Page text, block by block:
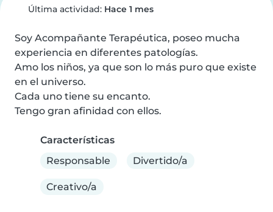
Última actividad: Hace 1 mes
Soy Acompañante Terapéutica, poseo mucha
experiencia en diferentes patologías.
Amo los niños, ya que son lo más puro que existe
en el universo.
Cada uno tiene su encanto.
Tengo gran afinidad con ellos.
Características
Responsable
Divertido/a
Creativo/a